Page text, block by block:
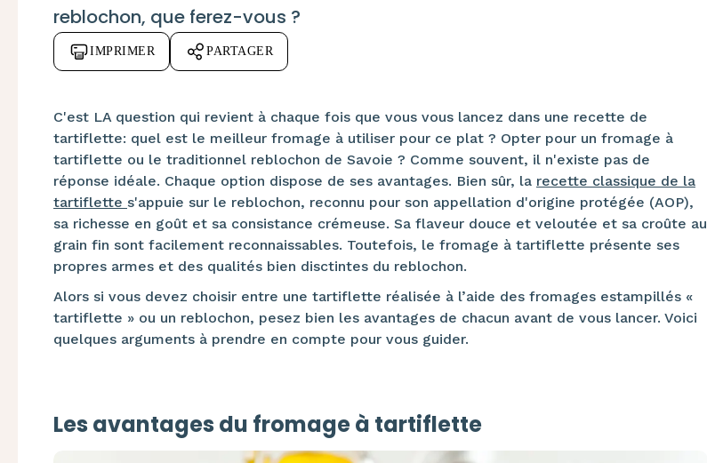
reblochon, que ferez-vous ?
IMPRIMER PARTAGER
C'est LA question qui revient à chaque fois que vous vous lancez dans une recette de
tartiflette: quel est le meilleur fromage à utiliser pour ce plat ? Opter pour un fromage à
tartiflette ou le traditionnel reblochon de Savoie ? Comme souvent, il n'existe pas de
réponse idéale. Chaque option dispose de ses avantages. Bien sûr, la recette classique de la
tartiflette s'appuie sur le reblochon, reconnu pour son appellation d'origine protégée (AOP),
sa richesse en goût et sa consistance crémeuse. Sa flaveur douce et veloutée et sa croûte au
grain fin sont facilement reconnaissables. Toutefois, le fromage à tartiflette présente ses
propres armes et des qualités bien disctintes du reblochon.
Alors si vous devez choisir entre une tartiflette réalisée à l’aide des fromages estampillés «
tartiflette » ou un reblochon, pesez bien les avantages de chacun avant de vous lancer. Voici
quelques arguments à prendre en compte pour vous guider.
Les avantages du fromage à tartiflette